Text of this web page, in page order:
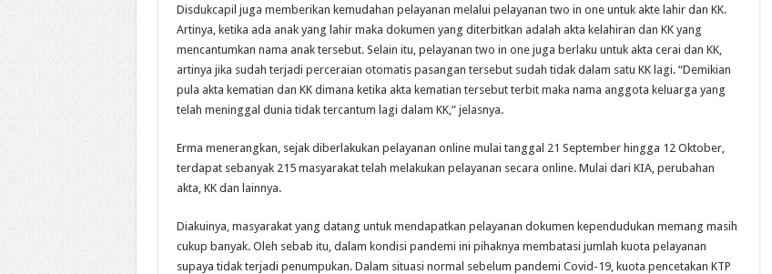
Disdukcapil juga memberikan kemudahan pelayanan melalui pelayanan two in one untuk akte lahir dan KK.
Artinya, ketika ada anak yang lahir maka dokumen yang diterbitkan adalah akta kelahiran dan KK yang
mencantumkan nama anak tersebut. Selain itu, pelayanan two in one juga berlaku untuk akta cerai dan KK,
artinya jika sudah terjadi perceraian otomatis pasangan tersebut sudah tidak dalam satu KK lagi. “Demikian
pula akta kematian dan KK dimana ketika akta kematian tersebut terbit maka nama anggota keluarga yang
telah meninggal dunia tidak tercantum lagi dalam KK,” jelasnya.
Erma menerangkan, sejak diberlakukan pelayanan online mulai tanggal 21 September hingga 12 Oktober,
terdapat sebanyak 215 masyarakat telah melakukan pelayanan secara online. Mulai dari KIA, perubahan
akta, KK dan lainnya.
Diakuinya, masyarakat yang datang untuk mendapatkan pelayanan dokumen kependudukan memang masih
cukup banyak. Oleh sebab itu, dalam kondisi pandemi ini pihaknya membatasi jumlah kuota pelayanan
supaya tidak terjadi penumpukan. Dalam situasi normal sebelum pandemi Covid-19, kuota pencetakan KTP